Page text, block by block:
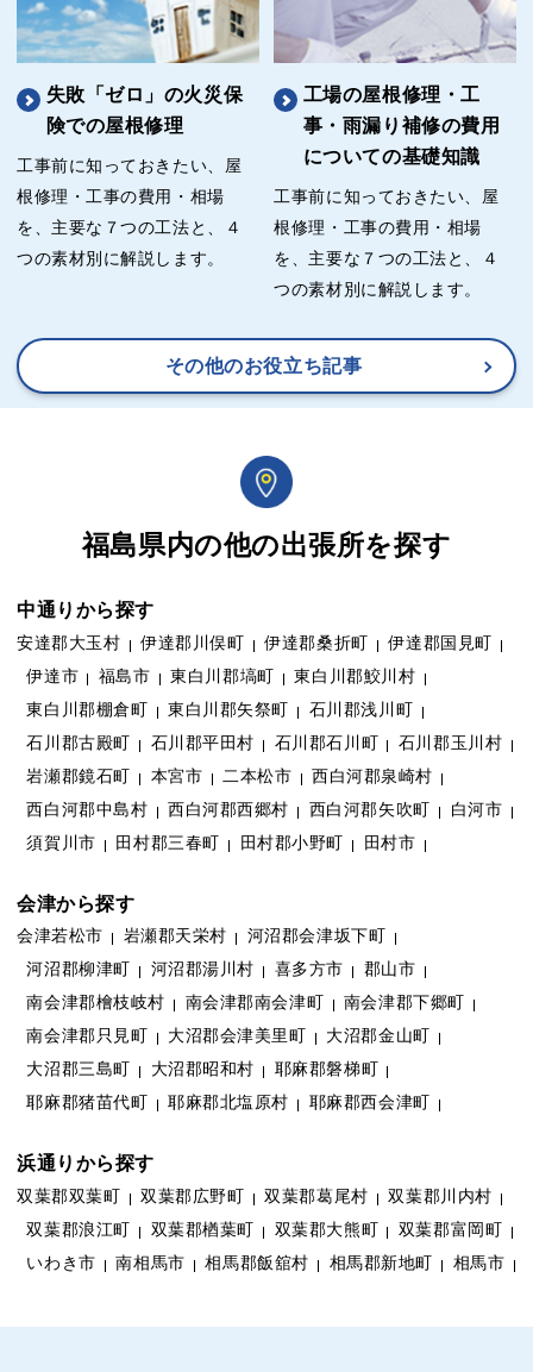
失敗「ゼロ」の火災保
険での屋根修理
工事前に知っておきたい、屋
根修理・工事の費用・相場
を、主要な７つの工法と、４
つの素材別に解説します。
工場の屋根修理・工
事・雨漏り補修の費用
についての基礎知識
工事前に知っておきたい、屋
根修理・工事の費用・相場
を、主要な７つの工法と、４
つの素材別に解説します。
その他のお役立ち記事
福島県内の他の出張所を探す
中通りから探す
安達郡大玉村 伊達郡川俣町 伊達郡桑折町
伊達郡国見町
伊達市
福島市 東白川郡塙町
東白川郡鮫川村
東白川郡棚倉町
東白川郡矢祭町
石川郡浅川町
石川郡古殿町
石川郡平田村 石川郡石川町
石川郡玉川村
岩瀬郡鏡石町
本宮市 二本松市
西白河郡泉崎村
西白河郡中島村
西白河郡西郷村 西白河郡矢吹町
白河市
須賀川市
田村郡三春町 田村郡小野町 田村市
会津から探す
会津若松市 岩瀬郡天栄村
河沼郡会津坂下町
河沼郡柳津町
河沼郡湯川村 喜多方市
郡山市
南会津郡檜枝岐村
南会津郡南会津町
南会津郡下郷町
南会津郡只見町
大沼郡会津美里町
大沼郡金山町
大沼郡三島町
大沼郡昭和村
耶麻郡磐梯町
耶麻郡猪苗代町
耶麻郡北塩原村 耶麻郡西会津町
浜通りから探す
双葉郡双葉町 双葉郡広野町 双葉郡葛尾村
双葉郡川内村
双葉郡浪江町
双葉郡楢葉町 双葉郡大熊町
双葉郡富岡町
いわき市
南相馬市 相馬郡飯舘村 相馬郡新地町 相馬市